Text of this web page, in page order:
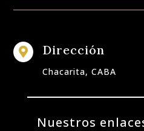
 Dirección
Chacarita, CABA
Nuestros